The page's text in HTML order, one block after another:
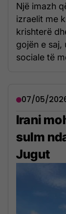
Një imazh
izraelit me
krishterë
gojën e saj,
sociale të
07/05/2026
Irani
sulm
Jugut